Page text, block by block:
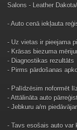
Salons - Leather
- Auto cenā iekļauta
- Uz vietas ir pieejama
- Krāsas biezuma
- Diagnostikas rezultāts
- Pirms pārdošanas
- Palīdzēsim noformēt
- Attālināta auto
- Jebkuru a/m
- Tavs esošais auto var